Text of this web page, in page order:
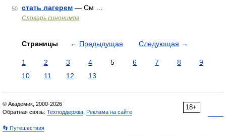
50 стать лагерем — См …
Словарь синонимов
Страницы ← Предыдущая Следующая →
1 2 3 4 5 6 7 8
9
10
11 12 13
18+
© Академик, 2000-2026
Обратная связь: Техподдержка Реклама на сайте
👣 Путешествия